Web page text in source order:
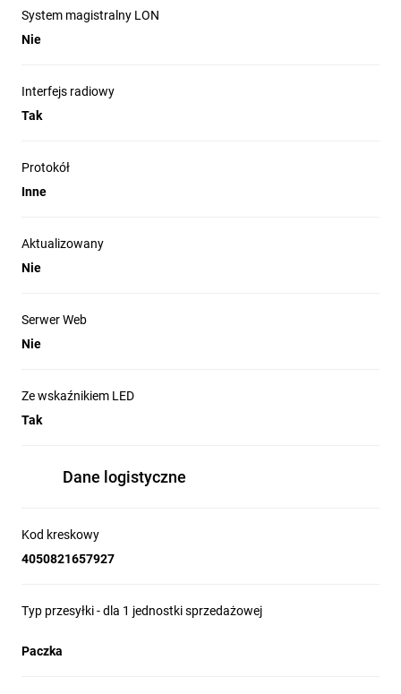
System magistralny LON
Nie
Interfejs radiowy
Tak
Protokół
Inne
Aktualizowany
Nie
Serwer Web
Nie
Ze wskaźnikiem LED
Tak
Dane logistyczne
Kod kreskowy
4050821657927
Typ przesyłki - dla 1 jednostki sprzedażowej
Paczka